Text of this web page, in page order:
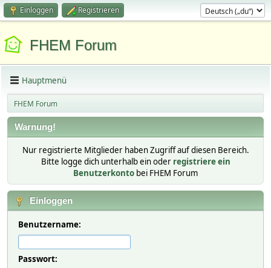
Einloggen Registrieren
FHEM Forum
Hauptmenü
FHEM Forum
Warnung!
Nur registrierte Mitglieder haben Zugriff auf diesen Bereich.
Bitte logge dich unterhalb ein oder registriere ein
Benutzerkonto bei FHEM Forum
Einloggen
Benutzername:
Passwort: